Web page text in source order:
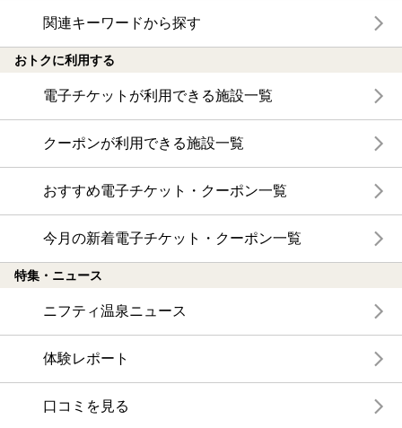
関連キーワードから探す
おトクに利用する
電子チケットが利用できる施設一覧
クーポンが利用できる施設一覧
おすすめ電子チケット・クーポン一覧
今月の新着電子チケット・クーポン一覧
特集・ニュース
ニフティ温泉ニュース
体験レポート
口コミを見る